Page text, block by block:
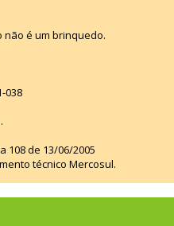
não é um brinquedo.
038
108 de 13/06/2005
técnico Mercosul.